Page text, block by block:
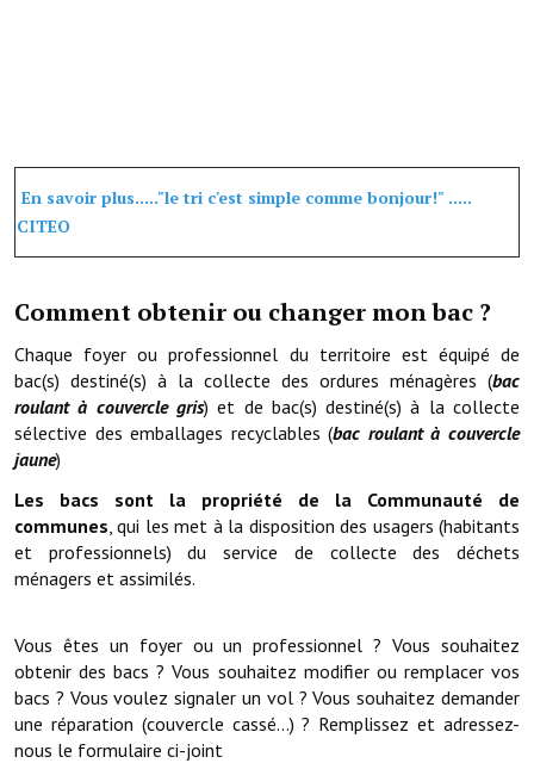
Exploitants agricoles
Salle Georges Delépine
Maison des services et des associations fressinoises
VILLE ACTIVE
Village culturel
La société musicale de l'Avenir Fressinois
La troupe théâtrale de l'Avenir Fressinois
Les Amis du Patrimoine
L'association du château
En savoir plus....."le tri c'est simple comme bonjour!" .....
CITEO
Comment obtenir ou changer mon bac ?
Chaque foyer ou professionnel du territoire est équipé de
bac(s) destiné(s) à la collecte des ordures ménagères (bac
roulant à couvercle gris) et de bac(s) destiné(s) à la collecte
sélective des emballages recyclables (bac roulant à couvercle
jaune)
Les bacs sont la propriété de la Communauté de
communes, qui les met à la disposition des usagers (habitants
et professionnels) du service de collecte des déchets
ménagers et assimilés.
Vous êtes un foyer ou un professionnel ? Vous souhaitez
obtenir des bacs ? Vous souhaitez modifier ou remplacer vos
bacs ? Vous voulez signaler un vol ? Vous souhaitez demander
une réparation (couvercle cassé...) ? Remplissez et adressez-
nous le formulaire ci-joint